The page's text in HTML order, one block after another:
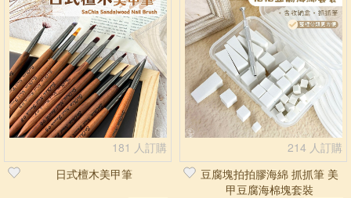
181 人訂購
日式檀木美甲筆
214 人訂購
豆腐塊拍拍膠海綿 抓抓筆 美
甲豆腐海棉塊套裝